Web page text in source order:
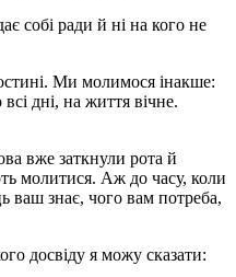
собі ради й ні на кого не
Ми молимося інакше:
дні, на життя вічне.
вже заткнули рота й
молитися. Аж до часу, коли
ваш знає, чого вам потреба,
досвіду я можу сказати: